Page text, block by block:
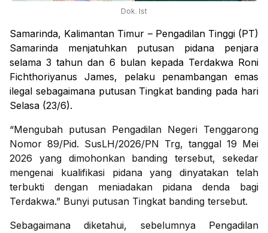
Dok. Ist
Samarinda, Kalimantan Timur – Pengadilan Tinggi (PT)
Samarinda menjatuhkan putusan pidana penjara
selama 3 tahun dan 6 bulan kepada Terdakwa Roni
Fichthoriyanus James, pelaku penambangan emas
ilegal sebagaimana putusan Tingkat banding pada hari
Selasa (23/6).
“Mengubah putusan Pengadilan Negeri Tenggarong
Nomor 89/Pid. SusLH/2026/PN Trg, tanggal 19 Mei
2026 yang dimohonkan banding tersebut, sekedar
mengenai kualifikasi pidana yang dinyatakan telah
terbukti dengan meniadakan pidana denda bagi
Terdakwa.” Bunyi putusan Tingkat banding tersebut.
Sebagaimana diketahui, sebelumnya Pengadilan